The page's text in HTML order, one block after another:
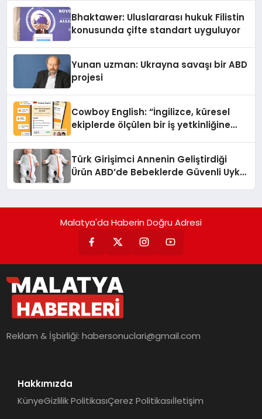
Bhaktawer: Uluslararası hukuk Filistin
konusunda çifte standart uyguluyor
Yunan uzman: Ukrayna savaşı bir ABD
projesi
Cowboy English: “İngilizce, küresel
ekiplerde ölçülen bir iş yetkinliğine
Türk Girişimci Annenin Geliştirdiği
Ürün ABD’de Bebeklerde Güvenli Uyku
Malatya'da Haberin Doğru Adresi
Reklam & İşbirliği:habersonuclari@gmail.com
Hakkımızda
KünyeGizlilik PolitikasıÇerez Politikasıİletişim